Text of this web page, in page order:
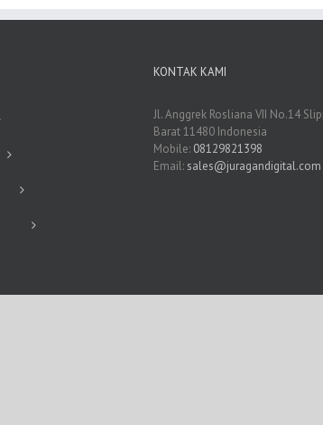
KONTAK KAMI
Jl. Anggrek Rosliana VII No.14
Barat 11480 Indonesia
Mobile: 08129821398
Email: sales@juragandigital.com